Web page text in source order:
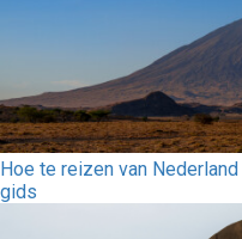
Hoe te reizen van
gids